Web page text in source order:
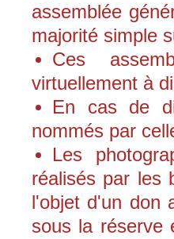
assemblée
majorité simple
Ces
virtuellement à
En cas de
nommés par
Les
réalisés par les
l'objet d'un don
sous la réserve